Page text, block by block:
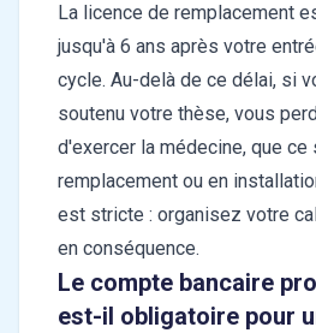
La licence de remplacement
jusqu'à 6 ans après votre
cycle. Au-delà de ce délai, si
soutenu votre thèse, vous
d'exercer la médecine, que ce
remplacement ou en
est stricte : organisez votre
en conséquence.
Le compte bancaire
est-il obligatoire pour